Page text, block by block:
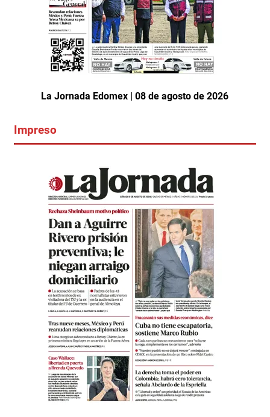
La Jornada Edomex | 08 de agosto de 2026
Impreso